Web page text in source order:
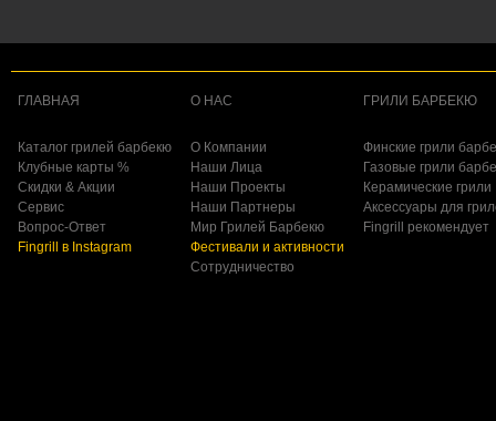
ГЛАВНАЯ
Каталог грилей барбекю
Клубные карты %
Скидки & Акции
Сервис
Вопрос-Ответ
Fingrill в Instagram
О НАС
О Компании
Наши Лица
Наши Проекты
Наши Партнеры
Мир Грилей Барбекю
Фестивали и активности
Сотрудничество
ГРИЛИ БАРБЕКЮ
Финские грили
Газовые грили
Керамические грили
Аксессуары для
Fingrill рекомендует